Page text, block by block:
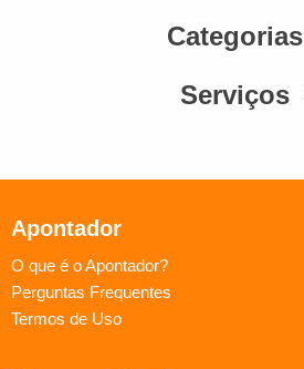
Categorias
Serviços
Apontador
O que é o Apontador?
Perguntas Frequentes
Termos de Uso